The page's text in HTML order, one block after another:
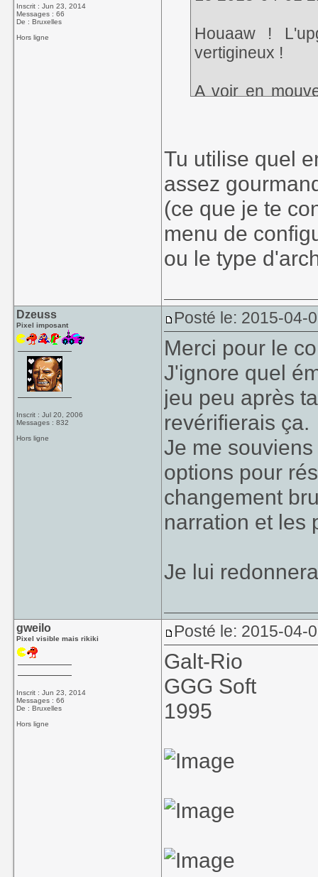
Inscrit : Jun 23, 2014
Messages : 66
De : Bruxelles
Hors ligne
Houaaw !
vertigineux !
A voir en
que le frame
pousser un
fluidité c'est
Tu utilise quel
assez
(ce que je te
menu de
ou le type
Dzeuss
Pixel imposant
Inscrit : Jul 20, 2006
Messages : 832
Hors ligne
Posté le: 2015-04-
Merci pour le
J'ignore quel
jeu peu après
revérifierais ça.
Je me
options pour
changement
narration et les
Je lui
gweilo
Pixel visible mais rikiki
Inscrit : Jun 23, 2014
Messages : 66
De : Bruxelles
Hors ligne
Posté le: 2015-04-
Galt-Rio
GGG Soft
1995